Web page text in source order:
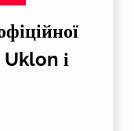
Uklon і